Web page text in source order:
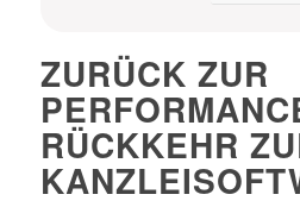
ZURÜCK ZUR
RÜCKKEHR